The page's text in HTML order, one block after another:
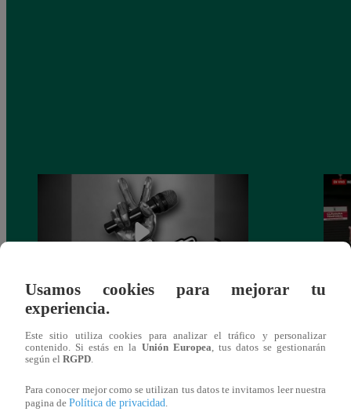
tras denunciar negligencia médica
lo
Usamos cookies para mejorar tu
experiencia.
Este sitio utiliza cookies para analizar el tráfico y personalizar
contenido. Si estás en la Unión Europea, tus datos se gestionarán
según el RGPD.
Para conocer mejor como se utilizan tus datos te invitamos leer nuestra
pagina de Política de privacidad.